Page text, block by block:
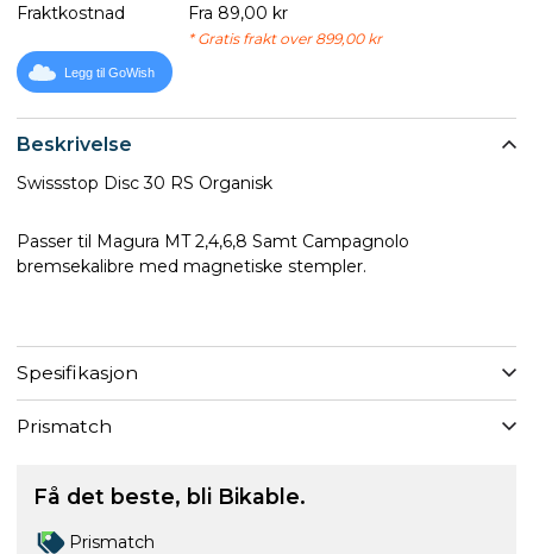
Beskrivelse
Swissstop Disc 30 RS Organisk
Passer til Magura MT 2,4,6,8 Samt Campagnolo
bremsekalibre med magnetiske stempler.
Spesifikasjon
Prismatch
Fraktkostnad
Fra 89,00 kr
* Gratis frakt over 899,00 kr
Legg til GoWish
Få det beste, bli Bikable.
Prismatch